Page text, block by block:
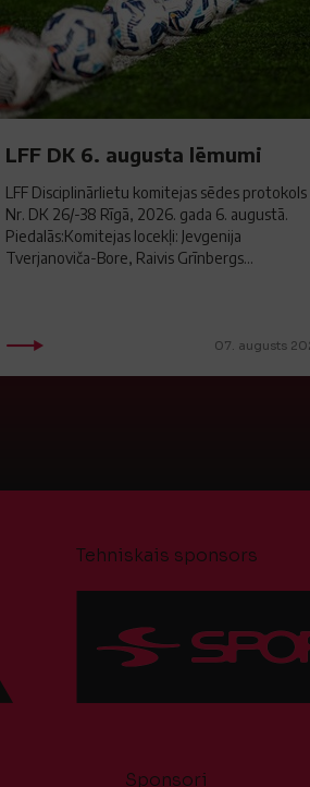
LFF DK 6. augusta lēmumi
LFF Disciplinārlietu komitejas sēdes protokols
Nr. DK 26/-38 Rīgā, 2026. gada 6. augustā.
Piedalās:Komitejas locekļi: Jevgenija
Tverjanoviča-Bore, Raivis Grīnbergs...
07. augusts
Tehniskais sponsors
Sponsori